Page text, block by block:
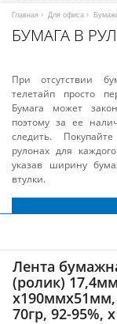
Главная › Для офиса ›
БУМАГА В
При отсутствии
телетайп просто
Бумага может
поэтому за ее
следить.
рулонах для
указав ширину
втулки.
Лента
(ролик) 17,4мм
х190ммх51мм,
70гр, 92-95%,